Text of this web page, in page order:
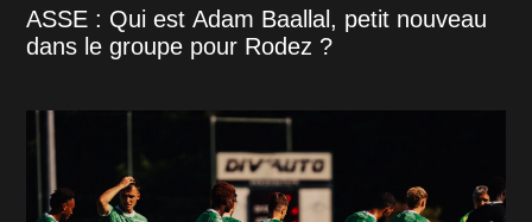
ASSE : Qui est Adam Baallal, petit nouveau
dans le groupe pour Rodez ?